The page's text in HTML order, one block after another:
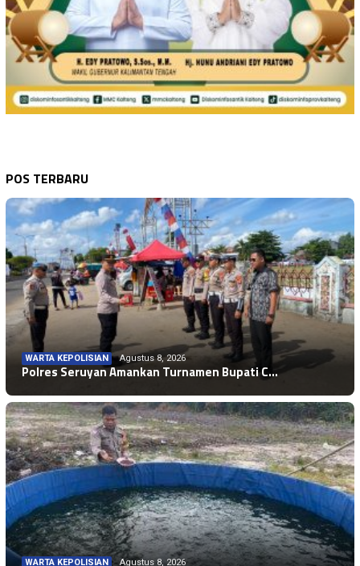
POS TERBARU
WARTA KEPOLISIAN Agustus 8, 2026
Polres Seruyan Amankan Turnamen Bupati C…
WARTA KEPOLISIAN Agustus 8, 2026